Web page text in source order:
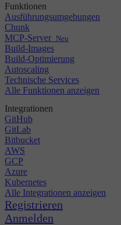
Funktionen
Ausführungsumgebungen
Chunk
MCP-Server Neu
Build-Images
Build-Optimierung
Autoscaling
Technische Services
Alle Funktionen anzeigen
Integrationen
GitHub
GitLab
Bitbucket
AWS
GCP
Azure
Kubernetes
Alle Integrationen anzeigen
Registrieren
Anmelden